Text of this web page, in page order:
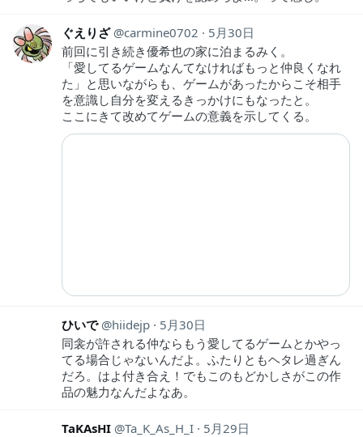
ぐえりざ carmine0702
5月30日
前回に引き続き優希也の家に泊まるみく。
「愛してるゲームなんてなければもっと仲良くなれ
た」と思いながらも、ゲームがあったからこそ相手
を意識し自分を変えるきっかけにもなったと。
ここにきて改めてゲームの意義を示してくる。
ひいで hiidejp
5月30日
同衾が許される仲ならもう愛してるゲームとかやっ
てる場合じゃないんだよ。ふたりともヘタレ過ぎん
だろ。はよ付き合え！でもこのもどかしさがこの作
品の魅力なんだよなあ。
TaKAsHI Ta_K_As_H_I
5月29日